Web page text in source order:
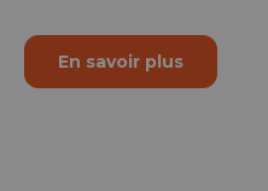
En savoir plus